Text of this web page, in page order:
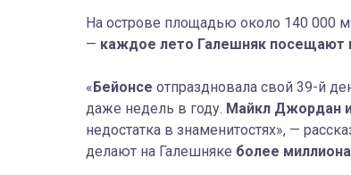
На острове площадью около 140 000
— каждое лето Галешняк посещают
«Бейонсе отпраздновала свой 39-й
даже недель в году. Майкл Джордан
недостатка в знаменитостях», —
делают на Галешняке более